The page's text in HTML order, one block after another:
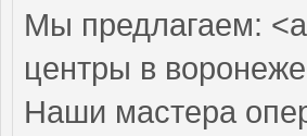
Мы предлагаем:
центры в
Наши мастера